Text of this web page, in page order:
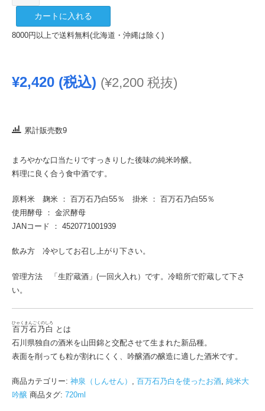
泉
吟
米
720ml
カートに入れる
8000円以上で送料無料(北海道・沖縄は除く)
¥2,420 (税込) (¥2,200 税抜)
累計販売数9
まろやかな口当たりですっきりした後味の純米吟醸。
料理に良く合う食中酒です。
原料米 麹米 ： 百万石乃白55％ 掛米 ： 百万石乃白55％
使用酵母 ： 金沢酵母
JANコード ： 4520771001939
飲み方 冷やしてお召し上がり下さい。
管理方法 「生貯蔵酒」(一回火入れ）です。冷暗所で貯蔵して下さ
い。
百万石乃白
ひゃくまんごくのしろ
とは
石川県独自の酒米を山田錦と交配させて生まれた新品種。
表面を削っても粒が割れにくく、吟醸酒の醸造に適した酒米です。
商品カテゴリー: 神泉（しんせん） , 百万石乃白を使ったお酒, 純米大
吟醸 商品タグ: 720ml